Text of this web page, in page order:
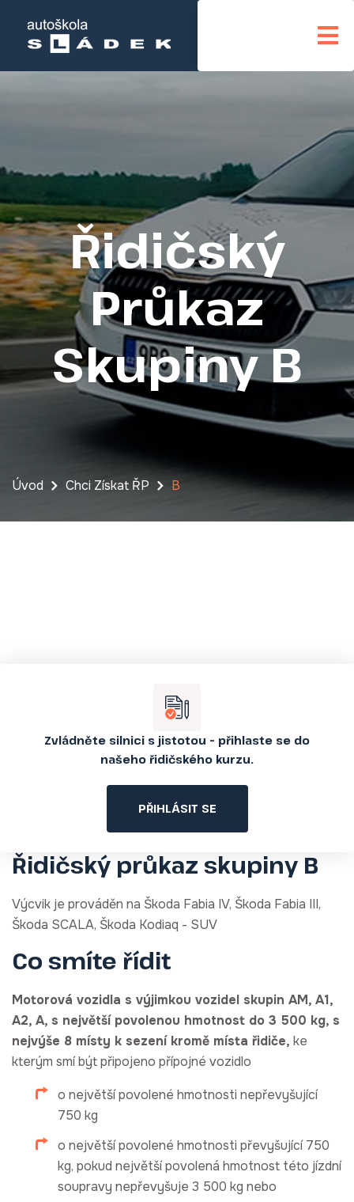
Řidičský
Průkaz
Skupiny B
Úvod Chci Získat ŘP B
Řidičský průkaz skupiny B
Výcvik je prováděn na Škoda Fabia IV, Škoda Fabia III,
Škoda SCALA, Škoda Kodiaq - SUV
Co smíte řídit
Motorová vozidla s výjimkou vozidel skupin AM, A1,
A2, A, s největší povolenou hmotnost do 3 500 kg, s
nejvýše 8 místy k sezení kromě místa řidiče, ke
kterým smí být připojeno přípojné vozidlo
o největší povolené hmotnosti nepřevyšující
750 kg
o největší povolené hmotnosti převyšující 750
kg, pokud největší povolená hmotnost této jízdní
soupravy nepřevyšuje 3 500 kg nebo
Zvládněte silnici s jistotou – přihlaste se do
našeho řidičského kurzu.
PŘIHLÁSIT SE